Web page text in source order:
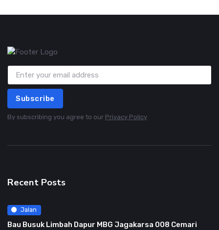
Subscribe
By subscribing you agree to our Privacy Policy
Recent Posts
Jalan
Bau Busuk Limbah Dapur MBG Jagakarsa 008 Cemari